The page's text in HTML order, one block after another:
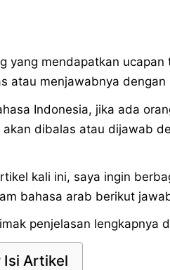
yang mendapatkan
atau menjawabnya
Indonesia, jika ada
akan dibalas atau dijawab
kali ini, saya ingin
bahasa arab berikut
penjelasan lengkapnya
Isi Artikel